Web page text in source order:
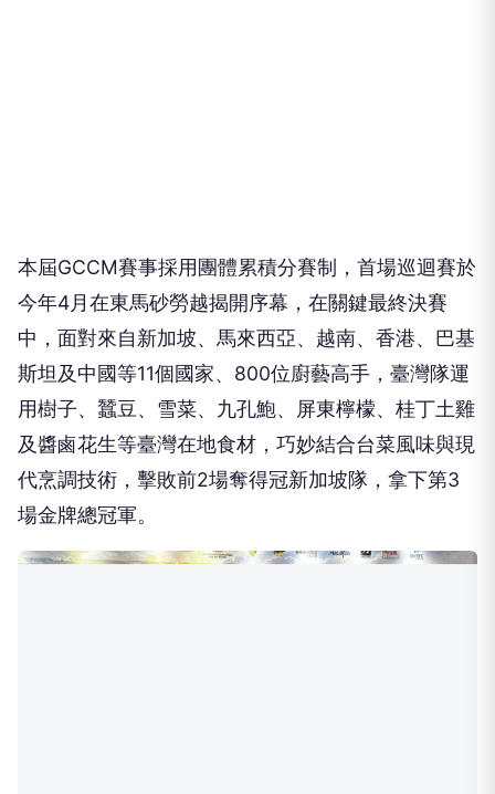
本屆GCCM賽事採用團體累積分賽制，首場巡迴賽於
今年4月在東馬砂勞越揭開序幕，在關鍵最終決賽
中，面對來自新加坡、馬來西亞、越南、香港、巴基
斯坦及中國等11個國家、800位廚藝高手，臺灣隊運
用樹子、蠶豆、雪菜、九孔鮑、屏東檸檬、桂丁土雞
及醬鹵花生等臺灣在地食材，巧妙結合台菜風味與現
代烹調技術，擊敗前2場奪得冠新加坡隊，拿下第3
場金牌總冠軍。